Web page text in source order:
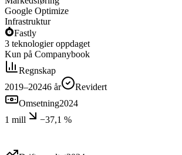
Google Optimize
Infrastruktur
Fastly
3 teknologier oppdaget
Kun på Companybook
Regnskap
2019–20246 år
Revidert
Omsetning2024
1 mill
−37,1 %